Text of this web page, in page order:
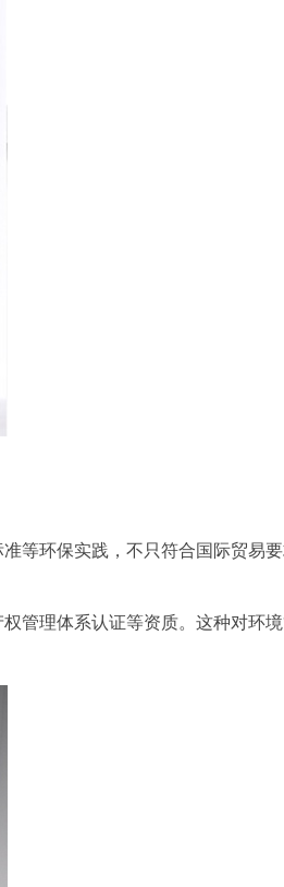
等环保实践，不只符合国际贸易
管理体系认证等资质。这种对环